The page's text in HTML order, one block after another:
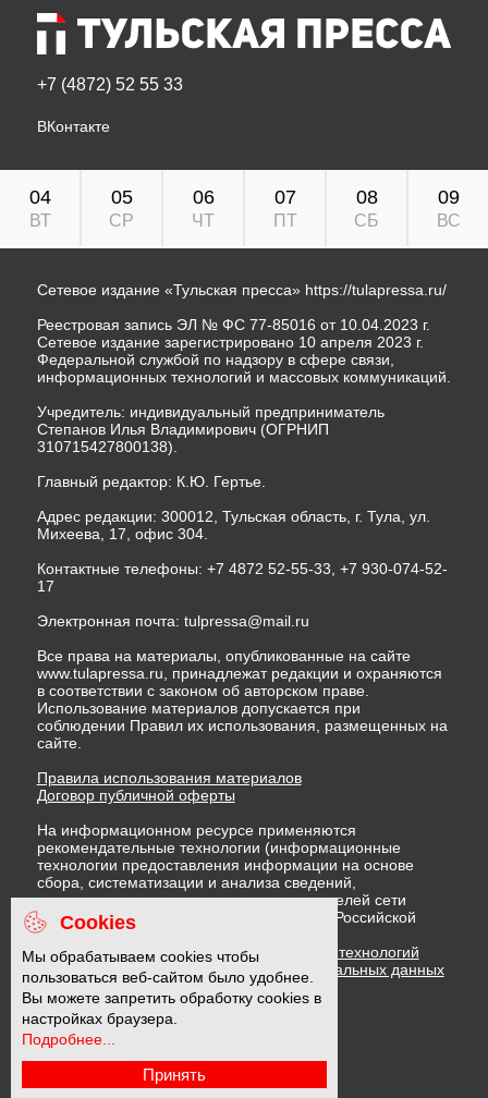
+7 (4872) 52 55 33
ВКонтакте
04
ВТ
05
СР
06
ЧТ
07
ПТ
08
СБ
09
ВС
Сетевое издание «Тульская пресса» https://tulapressa.ru/
Реестровая запись ЭЛ № ФС 77-85016 от 10.04.2023 г.
Сетевое издание зарегистрировано 10 апреля 2023 г.
Федеральной службой по надзору в сфере связи,
информационных технологий и массовых коммуникаций.
Учредитель: индивидуальный предприниматель
Степанов Илья Владимирович (ОГРНИП
310715427800138).
Главный редактор: К.Ю. Гертье.
Адрес редакции: 300012, Тульская область, г. Тула, ул.
Михеева, 17, офис 304.
Контактные телефоны: +7 4872 52-55-33, +7 930-074-52-
17
Электронная почта: tulpressa@mail.ru
Все права на материалы, опубликованные на сайте
www.tulapressa.ru, принадлежат редакции и охраняются
в соответствии с законом об авторском праве.
Использование материалов допускается при
соблюдении Правил их использования, размещенных на
сайте.
Правила использования материалов
Договор публичной оферты
На информационном ресурсе применяются
рекомендательные технологии (информационные
технологии предоставления информации на основе
сбора, систематизации и анализа сведений,
относящихся к предпочтениям пользователей сети
"Интернет", находящихся на территории Российской
Федерации)
Правила применения рекомендательных технологий
Политика в отношении обработки персональных данных
Политика обработки файлов cookie
16 +
Cookies
Мы обрабатываем cookies чтобы
пользоваться веб-сайтом было удобнее.
Вы можете запретить обработку cookies в
настройках браузера.
Подробнее...
Принять